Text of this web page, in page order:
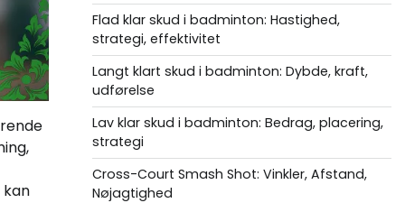
Flad klar skud i badminton: Hastighed,
strategi, effektivitet
Langt klart skud i badminton: Dybde, kraft,
udførelse
Lav klar skud i badminton: Bedrag, placering,
strategi
Cross-Court Smash Shot: Vinkler, Afstand,
Nøjagtighed